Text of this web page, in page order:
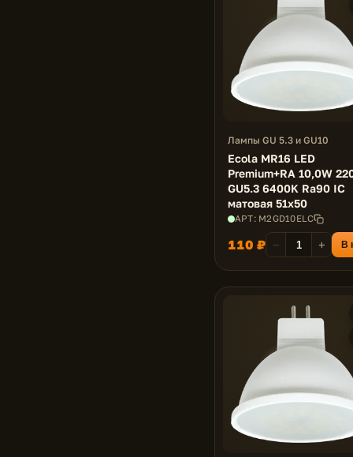
Лампы GU 5.3 и GU10
Ecola MR16 LED
Premium+RA 10,0W
GU5.3 6400K Ra90 IC
матовая 51x50
АРТ: M2GD10ELC
110 ₽ − + В